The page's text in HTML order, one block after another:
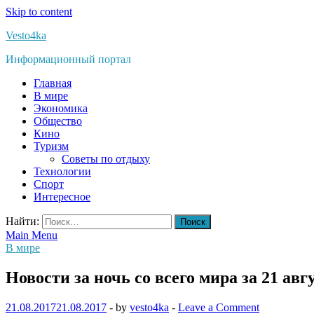
Skip to content
Vesto4ka
Информационный портал
Главная
В мире
Экономика
Общество
Кино
Туризм
Советы по отдыху
Технологии
Спорт
Интересное
Найти:
Main Menu
В мире
Новости за ночь со всего мира за 21
21.08.201721.08.2017 - by vesto4ka - Leave a Comment